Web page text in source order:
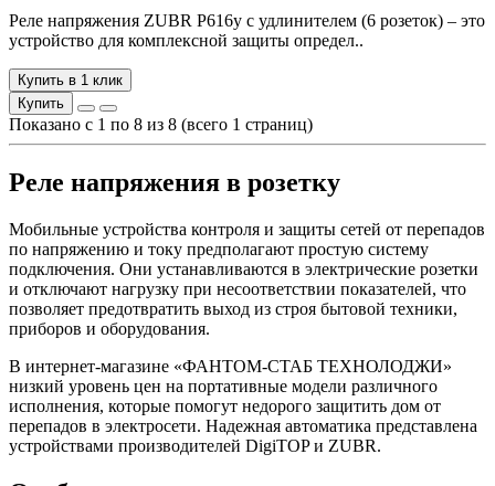
Реле напряжения ZUBR P616y с удлинителем (6 розеток) – это
устройство для комплексной защиты определ..
Купить в 1 клик
Купить
Показано с 1 по 8 из 8 (всего 1 страниц)
Реле напряжения в розетку
Мобильные устройства контроля и защиты сетей от перепадов
по напряжению и току предполагают простую систему
подключения. Они устанавливаются в электрические розетки
и отключают нагрузку при несоответствии показателей, что
позволяет предотвратить выход из строя бытовой техники,
приборов и оборудования.
В интернет-магазине «ФАНТОМ-СТАБ ТЕХНОЛОДЖИ»
низкий уровень цен на портативные модели различного
исполнения, которые помогут недорого защитить дом от
перепадов в электросети. Надежная автоматика представлена
устройствами производителей DigiTOP и ZUBR.